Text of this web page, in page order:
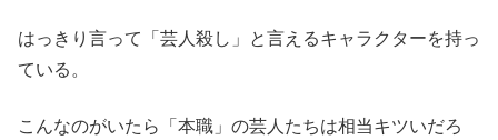
はっきり言って「芸人殺し」と言えるキャラクターを持っ
ている。
こんなのがいたら「本職」の芸人たちは相当キツいだろ